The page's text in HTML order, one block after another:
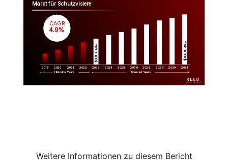
Markt für Schutzvisiere
2019 2020 2021 2022 2023 2024 2025 2026 2028 2029 2030 2031
$XX.X
Million
$XX.X
Million
CAGR
4.9%
Historical Years Forecast Years
Weitere Informationen zu diesem Bericht